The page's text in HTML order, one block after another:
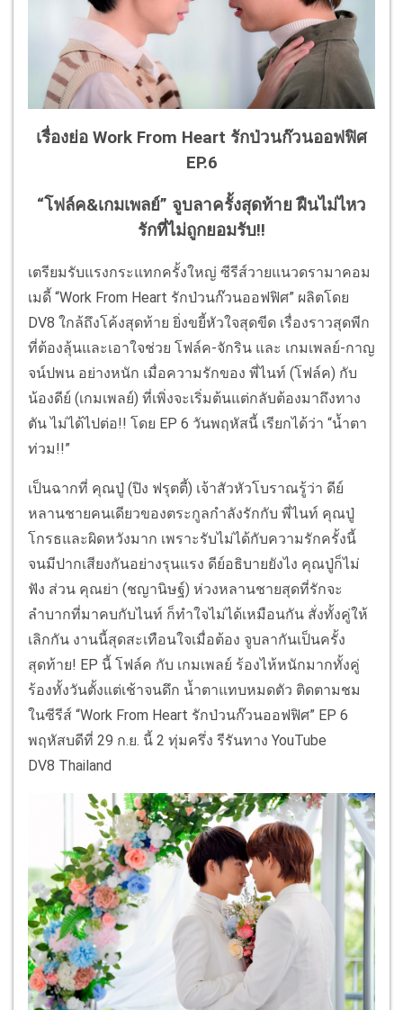
เรื่องย่อ Work From Heart รักป่วนก๊วนออฟฟิศ
EP.6
“โฟล์ค&เกมเพลย์” จูบลาครั้งสุดท้าย ฝืนไม่ไหว
รักที่ไม่ถูกยอมรับ!!
เตรียมรับแรงกระแทกครั้งใหญ่ ซีรีส์วายแนวดรามาคอม
เมดี้ “Work From Heart รักป่วนก๊วนออฟฟิศ” ผลิตโดย
DV8 ใกล้ถึงโค้งสุดท้าย ยิ่งขยี้หัวใจสุดขีด เรื่องราวสุดพีก
ที่ต้องลุ้นและเอาใจช่วย โฟล์ค-จักริน และ เกมเพลย์-กาญ
จน์ปพน อย่างหนัก เมื่อความรักของ พี่ไนท์ (โฟล์ค) กับ
น้องดีย์ (เกมเพลย์) ที่เพิ่งจะเริ่มต้นแต่กลับต้องมาถึงทาง
ตัน ไม่ได้ไปต่อ!! โดย EP 6 วันพฤหัสนี้ เรียกได้ว่า “น้ำตา
ท่วม!!”
เป็นฉากที่ คุณปู่ (ปิง ฟรุตตี้) เจ้าสัวหัวโบราณรู้ว่า ดีย์
หลานชายคนเดียวของตระกูลกำลังรักกับ พี่ไนท์ คุณปู่
โกรธและผิดหวังมาก เพราะรับไม่ได้กับความรักครั้งนี้
จนมีปากเสียงกันอย่างรุนแรง ดีย์อธิบายยังไง คุณปู่ก็ไม่
ฟัง ส่วน คุณย่า (ชญานิษฐ์) ห่วงหลานชายสุดที่รักจะ
ลำบากที่มาคบกับไนท์ ก็ทำใจไม่ได้เหมือนกัน สั่งทั้งคู่ให้
เลิกกัน งานนี้สุดสะเทือนใจเมื่อต้อง จูบลากันเป็นครั้ง
สุดท้าย! EP นี้ โฟล์ค กับ เกมเพลย์ ร้องไห้หนักมากทั้งคู่
ร้องทั้งวันตั้งแต่เช้าจนดึก น้ำตาแทบหมดตัว ติดตามชม
ในซีรีส์ “Work From Heart รักป่วนก๊วนออฟฟิศ” EP 6
พฤหัสบดีที่ 29 ก.ย. นี้ 2 ทุ่มครึ่ง รีรันทาง YouTube
DV8 Thailand